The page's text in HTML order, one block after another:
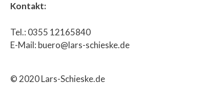
Kontakt:
Tel.: 0355 12165840
E-Mail: buero@lars-schieske.de
© 2020 Lars-Schieske.de